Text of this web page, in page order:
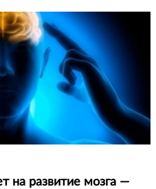
на развитие мозга —